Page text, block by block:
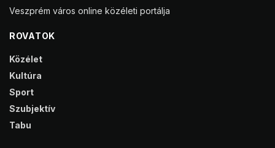
Veszprém város online közéleti portálja
ROVATOK
Közélet
Kultúra
Sport
Szubjektív
Tabu